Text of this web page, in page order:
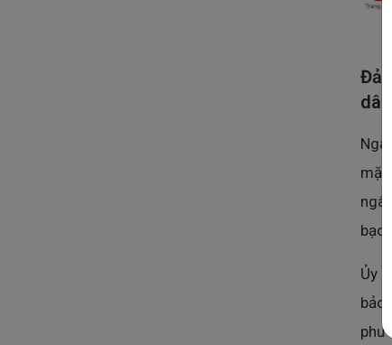
dân
mặt
bạc
Ủy
bảo